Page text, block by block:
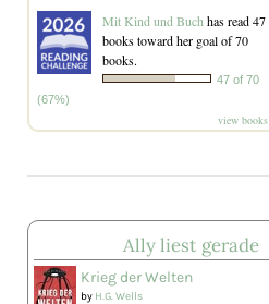
Mit Kind und Buch has read 47
books toward her goal of 70
books.
47 of 70
(67%)
view books
Ally liest gerade
Krieg der Welten
by H.G. Wells